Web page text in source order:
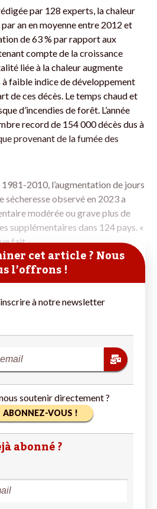
par 128 experts, la chaleur
an en moyenne entre 2012 et
de 63 % par rapport aux
compte de la croissance
liée à la chaleur augmente
à faible indice de développement
de ces décès. Le temps chaud et
d’incendies de forêt. L’année
record de 154 000 décès dus à
provenant de la fumée des
2010, l’augmentation de jours
sécheresse observé en 2023 a
modérée ou grave plus de
supplémentaires dans 124 pays. «
fait
cet article ? Nous
l’offrons !
à notre newsletter
soutenir directement ?
ABONNEZ-VOUS !
abonné ?